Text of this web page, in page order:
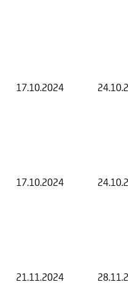
17.10.2024
17.10.2024
21.11.2024